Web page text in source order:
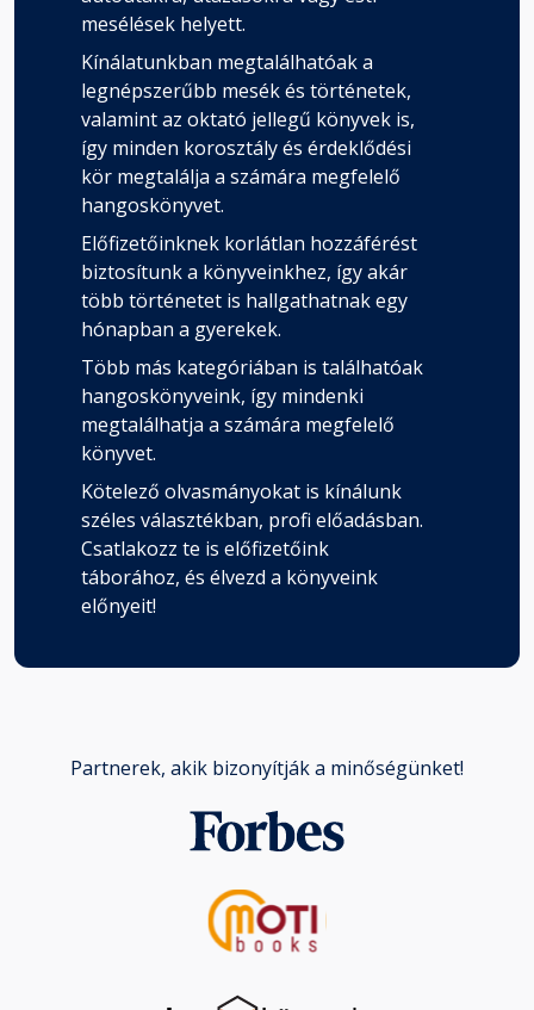
mesélések helyett.
Kínálatunkban megtalálhatóak a
legnépszerűbb mesék és történetek,
valamint az oktató jellegű könyvek is,
így minden korosztály és érdeklődési
kör megtalálja a számára megfelelő
hangoskönyvet.
Előfizetőinknek korlátlan hozzáférést
biztosítunk a könyveinkhez, így akár
több történetet is hallgathatnak egy
hónapban a gyerekek.
Több más kategóriában is találhatóak
hangoskönyveink, így mindenki
megtalálhatja a számára megfelelő
könyvet.
Kötelező olvasmányokat is kínálunk
széles választékban, profi előadásban.
Csatlakozz te is előfizetőink
táborához, és élvezd a könyveink
előnyeit!
Partnerek, akik bizonyítják a minőségünket!